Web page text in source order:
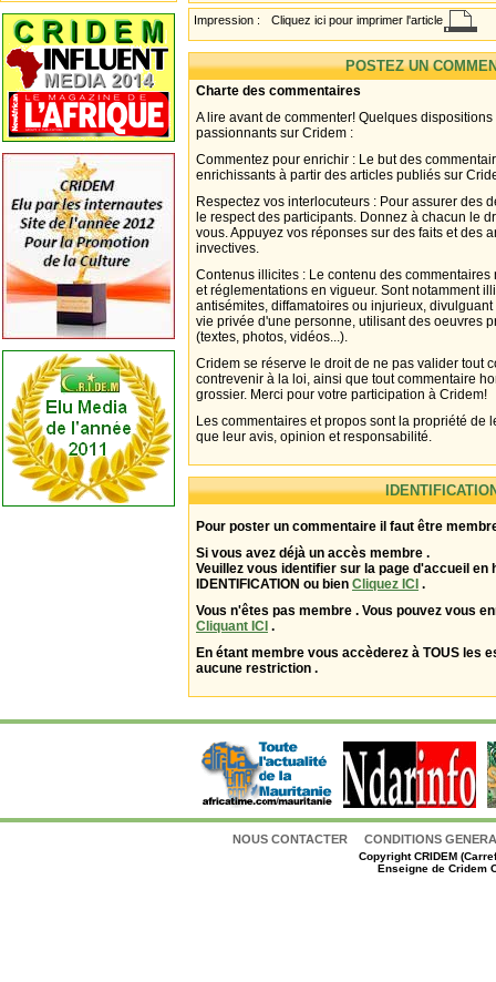
Impression : Cliquez ici pour imprimer l'article
POSTEZ UN
Charte des commentaires
A lire avant de commenter! Quelques
passionnants sur Cridem :
Commentez pour enrichir : Le but des
enrichissants à partir des articles publiés sur
Respectez vos interlocuteurs : Pour assurer des
le respect des participants. Donnez à chacun le
vous. Appuyez vos réponses sur des faits et des
invectives.
Contenus illicites : Le contenu des
et réglementations en vigueur. Sont notamment
antisémites, diffamatoires ou injurieux,
vie privée d'une personne, utilisant des oeuvres
(textes, photos, vidéos...).
Cridem se réserve le droit de ne pas valider tout
contrevenir à la loi, ainsi que tout commentaire
grossier. Merci pour votre participation à Cridem!
Les commentaires et propos sont la propriété de
que leur avis, opinion et responsabilité.
Pour poster un commentaire il faut être
Si vous avez déjà un accès membre .
Veuillez vous identifier sur la page d'accueil en
IDENTIFICATION ou bien Cliquez ICI .
Vous n'êtes pas membre . Vous pouvez vous
Cliquant ICI .
En étant membre vous accèderez à TOUS les
aucune restriction .
NOUS CONTACTER CONDITIONS
CopyrightCRIDEM
Enseigne de Cridem